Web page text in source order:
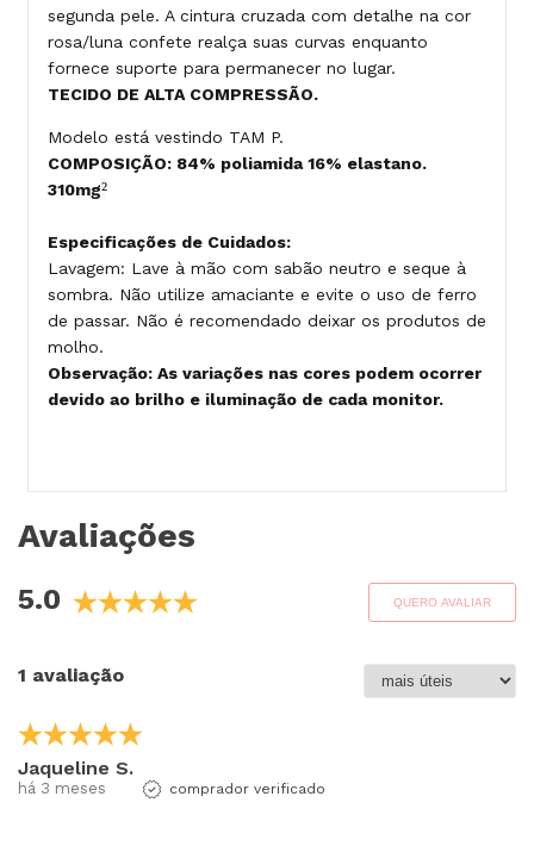
segunda pele. A cintura cruzada com detalhe na cor
rosa/luna confete realça suas curvas enquanto
fornece suporte para permanecer no lugar.
TECIDO DE ALTA COMPRESSÃO.
Modelo está vestindo TAM P.
COMPOSIÇÃO: 84% poliamida 16% elastano.
310mg²
Especificações de Cuidados:
Lavagem: Lave à mão com sabão neutro e seque à
sombra. Não utilize amaciante e evite o uso de ferro
de passar. Não é recomendado deixar os produtos de
molho.
Observação: As variações nas cores podem ocorrer
devido ao brilho e iluminação de cada monitor.
Avaliações
5.0 QUERO AVALIAR
1 avaliação
Jaqueline S.
há 3 meses comprador verificado